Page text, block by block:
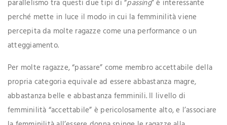
parallelismo tra questi due tipi di “passing” è interessante
perché mette in luce il modo in cui la femminilità viene
percepita da molte ragazze come una performance o un
atteggiamento.
Per molte ragazze, “passare” come membro accettabile della
propria categoria equivale ad essere abbastanza magre,
abbastanza belle e abbastanza femminili. Il livello di
femminilità “accettabile” è pericolosamente alto, e l’associare